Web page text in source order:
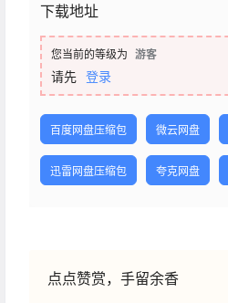
下载地址
您当前的等级为 游客
请先 登录
百度网盘压缩包 微云网盘
迅雷网盘压缩包 夸克网盘
点点赞赏，手留余香